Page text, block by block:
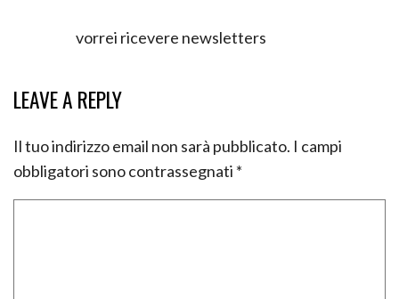
vorrei ricevere newsletters
LEAVE A REPLY
Il tuo indirizzo email non sarà pubblicato. I campi
obbligatori sono contrassegnati *